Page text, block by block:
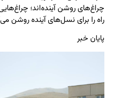
چراغ‌های روشن آینده‌اند؛
راه را برای نسل‌های آینده روشن
پایان خبر